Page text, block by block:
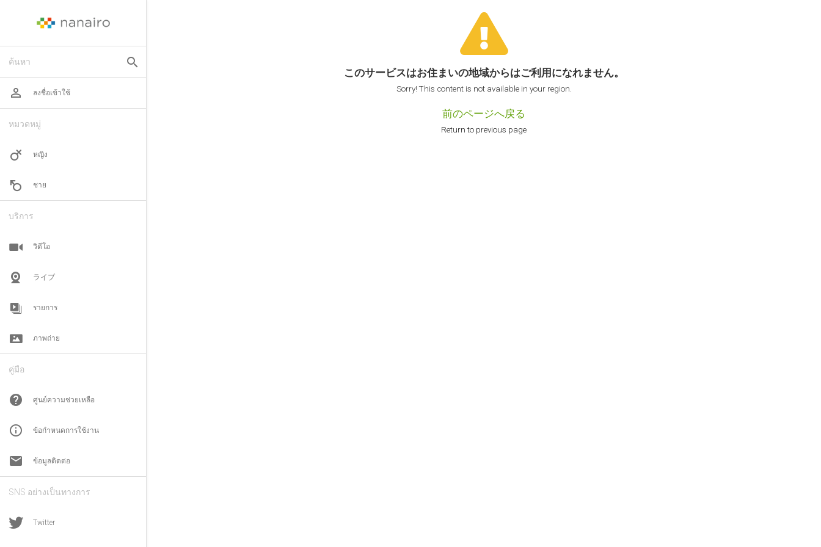
ค้นหา search
perm_identity ลงชื่อเข้าใช้
หมวดหมู่
หญิง
ชาย
บริการ
วิดีโอ
ライブ
รายการ
ภาพถ่าย
คู่มือ
help ศูนย์ความช่วยเหลือ
info_outline ข้อกำหนดการใช้งาน
email ข้อมูลติดต่อ
SNS อย่างเป็นทางการ
Twitter
このサービスはお住まいの地域からはご利用になれません。
Sorry! This content is not available in your region.
前のページへ戻る
Return to previous page